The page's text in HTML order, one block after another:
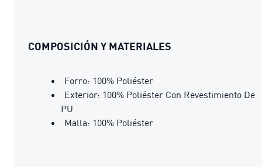
COMPOSICIÓN Y MATERIALES
Forro: 100% Poliéster
Exterior: 100% Poliéster Con Revestimiento De
PU
Malla: 100% Poliéster